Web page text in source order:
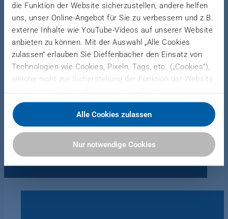
die Funktion der Website sicherzustellen, andere helfen
uns, unser Online-Angebot für Sie zu verbessern und z.B.
externe Inhalte wie YouTube-Videos auf unserer Website
anbieten zu können. Mit der Auswahl „Alle Cookies
zulassen“ erlauben Sie Dieffenbacher den Einsatz von
Technologien wie Cookies, Pixeln, Tags, etc. („Cookies“),
welche nicht zur Sicherstellung der Funktion der Website
Dieffenbacher arbeitet hierfür mit Drittanbietern
zusammen und teilt Daten zu Ihrer Nutzung unserer
Website mit diesen. Sie können auswählen, ob Sie alle
Cookies akzeptieren oder nur notwendige Cookies
zulassen. Sie können Ihre Einwilligung zur Verwendung
von Cookies jederzeit in unserer Datenschutzerklärung
anpassen oder widerrufen.
Alle Cookies zulassen
Nur notwendige Cookies
Holzwerkstoffe
Mehr erfahren